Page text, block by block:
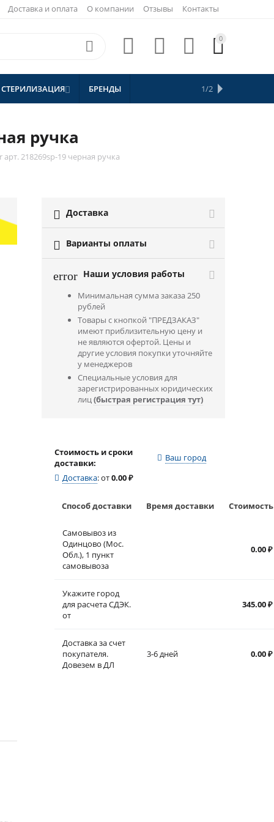
Доставка и оплата О компании Отзывы Контакты
0


 

 БРЕНДЫ 1/2
ручка
218269sp-19 черная ручка
 Доставка
 Варианты оплаты
error Наши условия работы
Минимальная сумма заказа 250
рублей
Товары с кнопкой "ПРЕДЗАКАЗ"
имеют приблизительную цену и
не являются офертой. Цены и
другие условия покупки уточняйте
у менеджеров
Специальные условия для
зарегистрированных юридических
лиц(быстрая регистрация тут)
Стоимость и сроки
доставки:
Ваш город
Доставка:от0.00 ₽
Способ доставки Время доставки Стоимость
Самовывоз из
Одинцово (Мос.
Обл.), 1 пункт
самовывоза
0.00 ₽
Укажите город
для расчета СДЭК.
от
345.00 ₽
Доставка за счет
покупателя.
Довезем в ДЛ
3-6 дней 0.00 ₽